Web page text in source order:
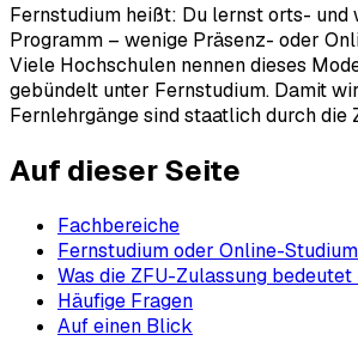
Fernstudium heißt: Du lernst orts- und
Programm – wenige Präsenz- oder
Viele Hochschulen nennen dieses
gebündelt unter Fernstudium. Damit
Fernlehrgänge sind staatlich durch die
Auf dieser Seite
Fachbereiche
Fernstudium oder Online-
Was die ZFU-Zulassung
Häufige Fragen
Auf einen Blick